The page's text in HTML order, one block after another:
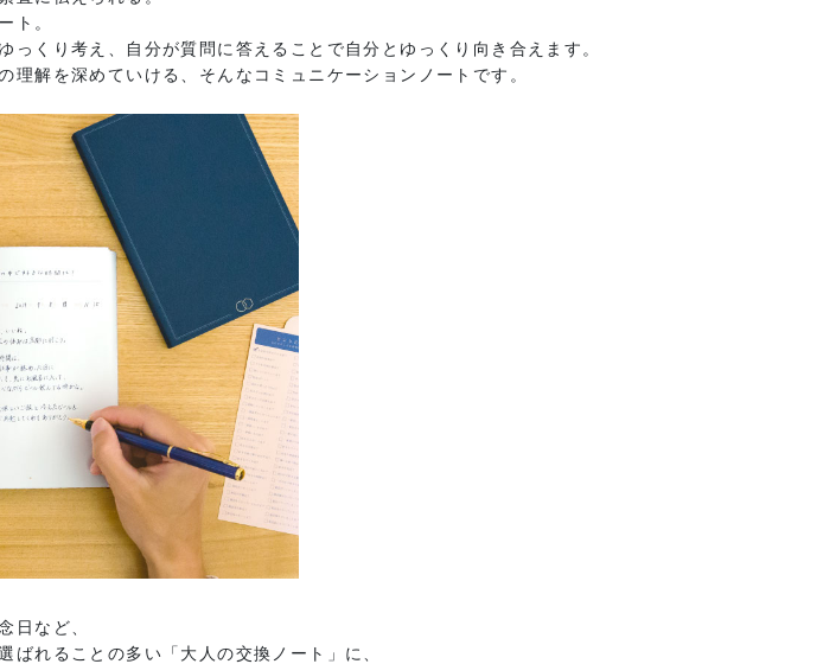
ト。
っくり考え、自分が質問に答えることで自分とゆっくり向き合えます。
理解を深めていける、そんなコミュニケーションノートです。
日など、
ばれることの多い「大人の交換ノート」に、